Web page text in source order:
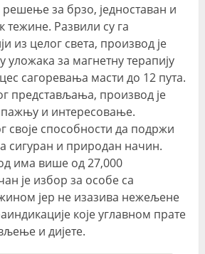
за брзо, једноставан и
тежине. Развили су га
из целог света, производ је
уложака за магнетну терапију
сагоревања масти до 12 пута.
представљања, производ је
пажњу и интересовање.
своје способности да подржи
сигуран и природан начин.
има више од 27,000
је избор за особе са
јер не изазива нежељене
које углавном прате
и дијете.